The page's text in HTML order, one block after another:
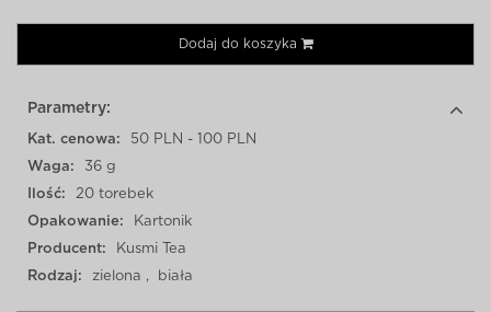
Dodaj do koszyka
Parametry:
Kat. cenowa:
50 PLN - 100 PLN
Waga:
36 g
Ilość:
20 torebek
Opakowanie:
Kartonik
Producent:
Kusmi Tea
Rodzaj:
zielona , biała